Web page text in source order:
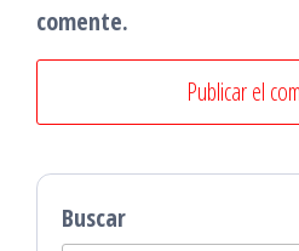
comente.
Buscar